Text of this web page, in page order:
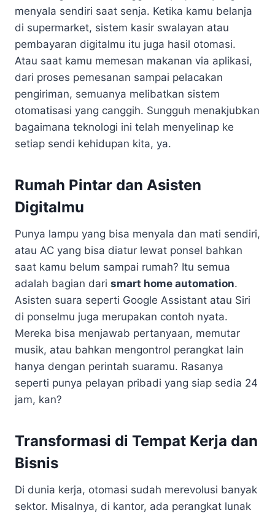
menyala sendiri saat senja. Ketika kamu belanja
di supermarket, sistem kasir swalayan atau
pembayaran digitalmu itu juga hasil otomasi.
Atau saat kamu memesan makanan via aplikasi,
dari proses pemesanan sampai pelacakan
pengiriman, semuanya melibatkan sistem
otomatisasi yang canggih. Sungguh menakjubkan
bagaimana teknologi ini telah menyelinap ke
setiap sendi kehidupan kita, ya.
Rumah Pintar dan Asisten
Digitalmu
Punya lampu yang bisa menyala dan mati sendiri,
atau AC yang bisa diatur lewat ponsel bahkan
saat kamu belum sampai rumah? Itu semua
adalah bagian dari smart home automation.
Asisten suara seperti Google Assistant atau Siri
di ponselmu juga merupakan contoh nyata.
Mereka bisa menjawab pertanyaan, memutar
musik, atau bahkan mengontrol perangkat lain
hanya dengan perintah suaramu. Rasanya
seperti punya pelayan pribadi yang siap sedia 24
jam, kan?
Transformasi di Tempat Kerja dan
Bisnis
Di dunia kerja, otomasi sudah merevolusi banyak
sektor. Misalnya, di kantor, ada perangkat lunak